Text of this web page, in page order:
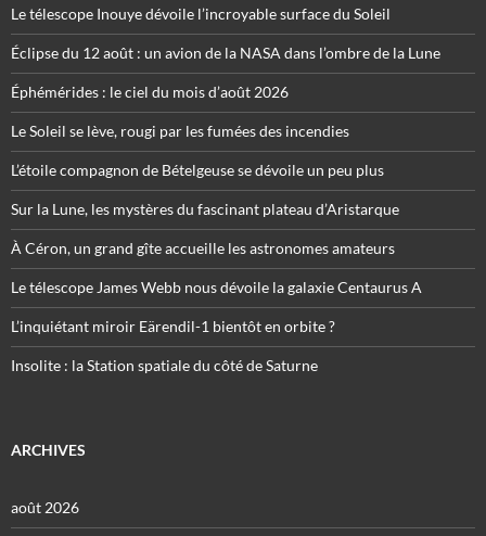
Le télescope Inouye dévoile l’incroyable surface du Soleil
Éclipse du 12 août : un avion de la NASA dans l’ombre de la Lune
Éphémérides : le ciel du mois d’août 2026
Le Soleil se lève, rougi par les fumées des incendies
L’étoile compagnon de Bételgeuse se dévoile un peu plus
Sur la Lune, les mystères du fascinant plateau d’Aristarque
À Céron, un grand gîte accueille les astronomes amateurs
Le télescope James Webb nous dévoile la galaxie Centaurus A
L’inquiétant miroir Eärendil-1 bientôt en orbite ?
Insolite : la Station spatiale du côté de Saturne
ARCHIVES
août 2026